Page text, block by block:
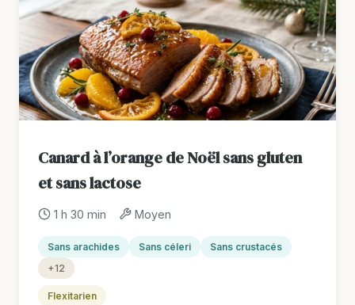
Canard à l’orange de Noël sans gluten
et sans lactose
1 h 30 min Moyen
Sans arachides Sans céleri
Sans crustacés
+12
Flexitarien